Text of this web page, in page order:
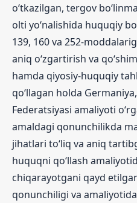
o‘tkazilgan, tergov
olti yo‘nalishida huquqiy
139, 160 va 252-
aniq o‘zgartirish va
hamda qiyosiy-huquqiy
qo‘llagan holda
Federatsiyasi amaliyoti
amaldagi qonunchilikda
jihatlari to‘liq va aniq
huquqni qo‘llash
chiqarayotgani qayd
qonunchiligi va